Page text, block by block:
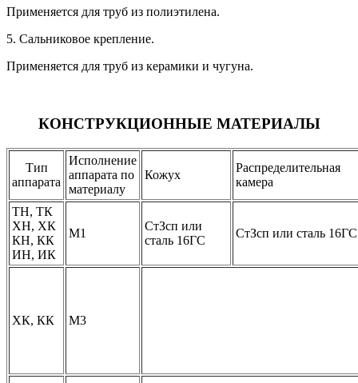
Применяется для труб из полиэтилена.
5. Сальниковое крепление.
Применяется для труб из керамики и чугуна.
КОНСТРУКЦИОННЫЕ МАТЕРИАЛЫ
Тип
аппарата
Исполнение
аппарата по
материалу
Кожух
Распределительная
камера
ТН, ТК
ХН, ХК
КН, КК
ИН, ИК
М1
СтЗсп или
сталь 16ГС
СтЗсп или сталь 16ГС
ХК, КК М3